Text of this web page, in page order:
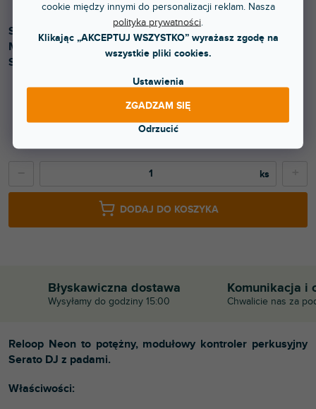
cookie między innymi do personalizacji reklam. Nasza
polityka prywatności.
Klikając „AKCEPTUJ WSZYSTKO” wyrażasz zgodę na
wszystkie pliki cookies.
Ustawienia
Odrzucić
ZGADZAM SIĘ
448 zł
DODAJ DO KOSZYKA
Specjalny kontroler MIDI z padami perkusyjnymi.
Możliwość sterowania aż 4 deckami. Przeznaczony do
Serato DJ.
Błyskawiczna dostawa
Wysyłamy do godziny 15:00
Komunikacja i
Chwalicie nas za
Reloop Neon to potężny, modułowy kontroler perkusyjny
Serato DJ z padami.
Właściwości: